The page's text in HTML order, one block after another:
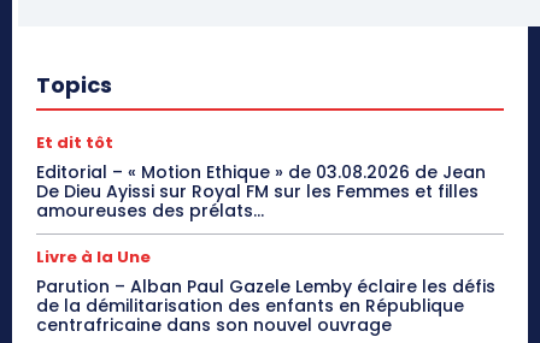
Topics
Et dit tôt
Editorial – « Motion Ethique » de 03.08.2026 de Jean
De Dieu Ayissi sur Royal FM sur les Femmes et filles
amoureuses des prélats...
Livre à la Une
Parution – Alban Paul Gazele Lemby éclaire les défis
de la démilitarisation des enfants en République
centrafricaine dans son nouvel ouvrage